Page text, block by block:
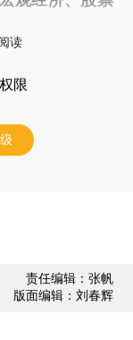
读
限
责任编辑：张帆
版面编辑：刘春辉